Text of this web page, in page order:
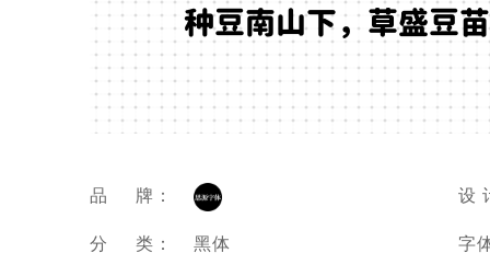
种豆南山下，草盛豆
品 牌： 设
分 类： 黑体 字